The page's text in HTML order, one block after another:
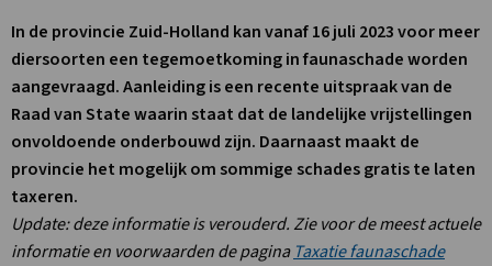
In de provincie Zuid-Holland kan vanaf 16 juli 2023 voor meer
diersoorten een tegemoetkoming in faunaschade worden
aangevraagd. Aanleiding is een recente uitspraak van de
Raad van State waarin staat dat de landelijke vrijstellingen
onvoldoende onderbouwd zijn. Daarnaast maakt de
provincie het mogelijk om sommige schades gratis te laten
taxeren.
Update: deze informatie is verouderd. Zie voor de meest actuele
informatie en voorwaarden de pagina Taxatie faunaschade